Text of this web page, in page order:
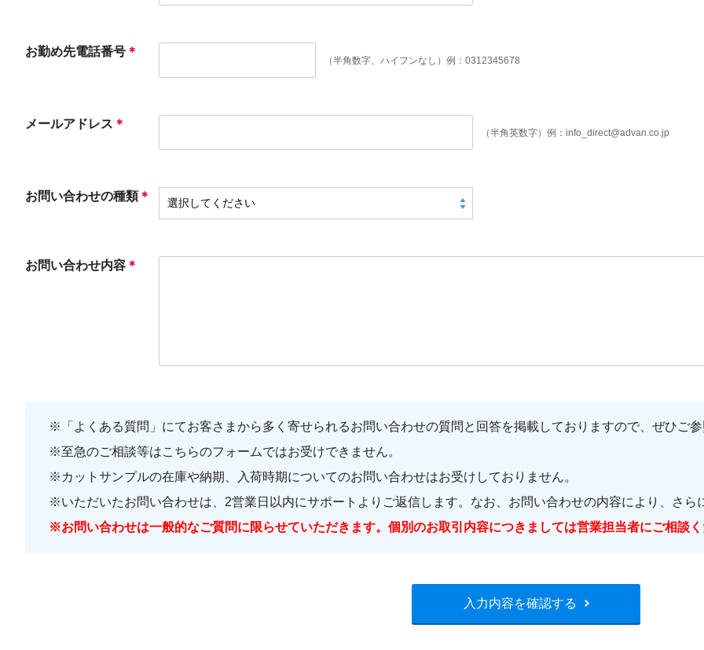
お勤め先電話番号 ＊
（半角数字、ハイフンなし）例：0312345678
メールアドレス ＊
（半角英数字）例：info_direct@advan.co.jp
お問い合わせの種類＊
お問い合わせ内容 ＊
※ 「よくある質問」 にてお客さまから多く寄せられるお問い合わせの質問と回答を掲載しておりますので、ぜひご
※至急のご相談等はこちらのフォームではお受けできません。
※カットサンプルの在庫や納期、入荷時期についてのお問い合わせはお受けしておりません。
※いただいたお問い合わせは、2営業日以内にサポートよりご返信します。なお、お問い合わせの内容により、さら
※お問い合わせは一般的なご質問に限らせていただきます。個別のお取引内容につきましては営業担当者にご相談
入力内容を確認する